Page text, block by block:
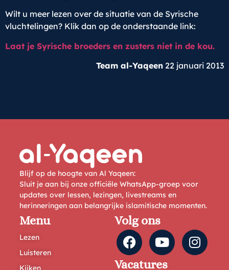
Wilt u meer lezen over de situatie van de Syrische
vluchtelingen? Klik dan op de onderstaande link:
Laat je Syrische broeders en zusters niet in de kou.
Team al-Yaqeen 22 januari 2013
Blijf op de hoogte van Al Yaqeen:
Sluit je aan bij onze officiële WhatsApp-groep voor
updates over lessen, lezingen, livestreams en
herinneringen aan belangrijke islamitische momenten.
Menu
Lezen
Luisteren
Kijken
Volg ons
Vacatures